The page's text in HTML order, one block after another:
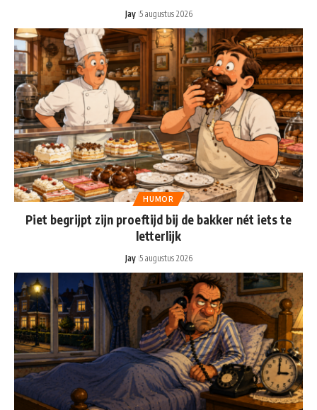
Jay 5 augustus 2026
HUMOR
Piet begrijpt zijn proeftijd bij de bakker nét iets te
letterlijk
Jay 5 augustus 2026